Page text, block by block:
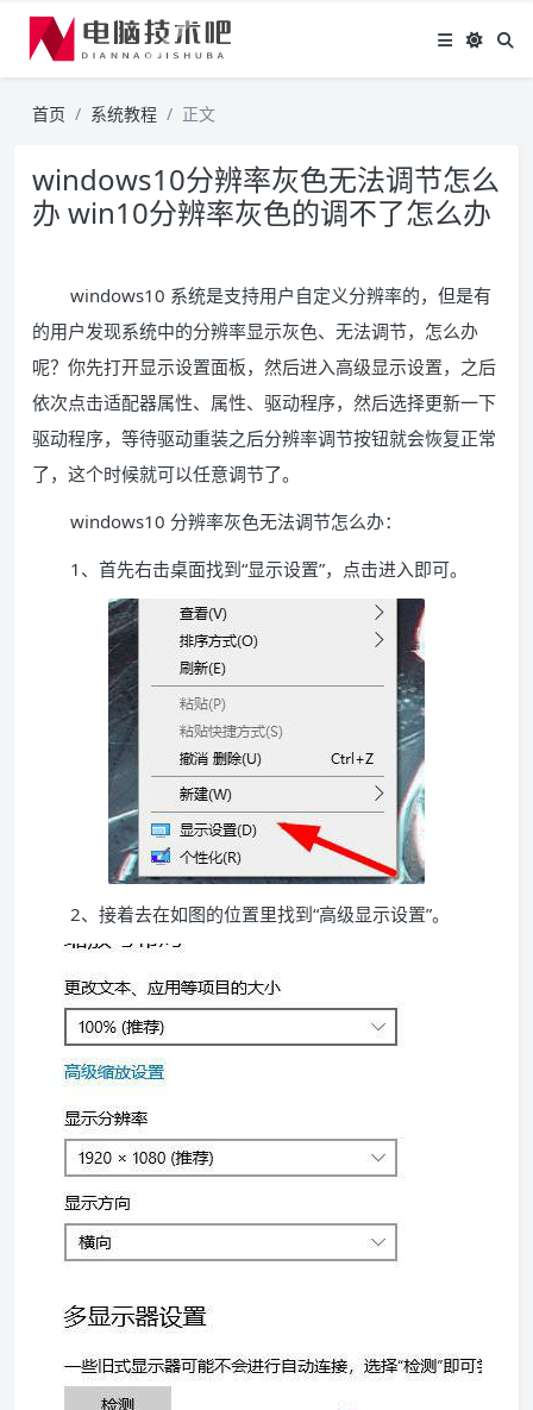
首页 系统教程 正文
windows10分辨率灰色无法调节怎么
办 win10分辨率灰色的调不了怎么办
windows10 系统是支持用户自定义分辨率的，但是有
的用户发现系统中的分辨率显示灰色、无法调节，怎么办
呢？你先打开显示设置面板，然后进入高级显示设置，之后
依次点击适配器属性、属性、驱动程序，然后选择更新一下
驱动程序，等待驱动重装之后分辨率调节按钮就会恢复正常
了，这个时候就可以任意调节了。
windows10 分辨率灰色无法调节怎么办：
1、首先右击桌面找到“显示设置”，点击进入即可。
2、接着去在如图的位置里找到“高级显示设置”。